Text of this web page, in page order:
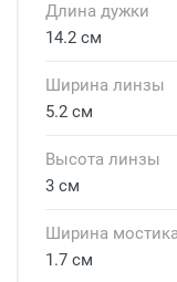
Длина дужки
14.2 см
Ширина линзы
5.2 см
Высота линзы
3 см
Ширина
1.7 см